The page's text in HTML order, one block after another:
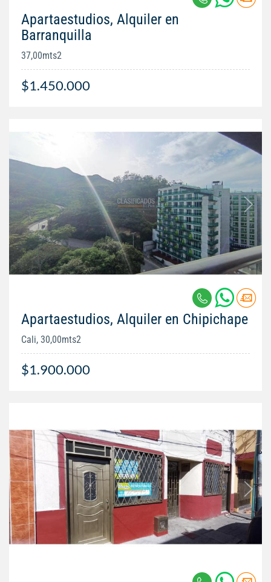
Apartaestudios, Alquiler en
Barranquilla
37,00mts2
$1.450.000
Apartaestudios, Alquiler en Chipichape
Cali, 30,00mts2
$1.900.000